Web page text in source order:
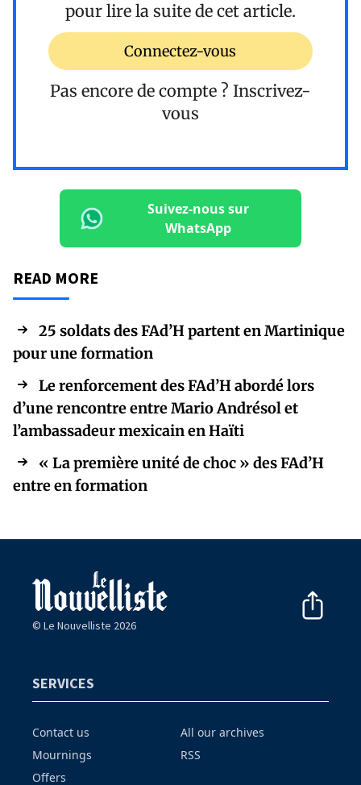
pour lire la suite de cet article.
Connectez-vous
Pas encore de compte ? Inscrivez-
vous
Suivez-nous sur
WhatsApp
READ MORE
25 soldats des FAd’H partent en Martinique
pour une formation
Le renforcement des FAd’H abordé lors
d’une rencontre entre Mario Andrésol et
l’ambassadeur mexicain en Haïti
« La première unité de choc » des FAd’H
entre en formation
© Le Nouvelliste 2026
SERVICES
Contact us
Mournings
Offers
All our archives
RSS